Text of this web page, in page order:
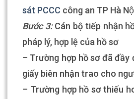
sát PCCC công an TP Hà
Bước 3:Cán bộ tiếp nhận
pháp lý, hợp lệ của hồ sơ
– Trường hợp hồ sơ đã đầy
giấy biên nhận trao cho
– Trường hợp hồ sơ thiếu